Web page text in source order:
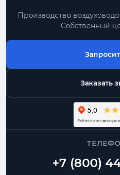
Производство
Собственный
Заказать